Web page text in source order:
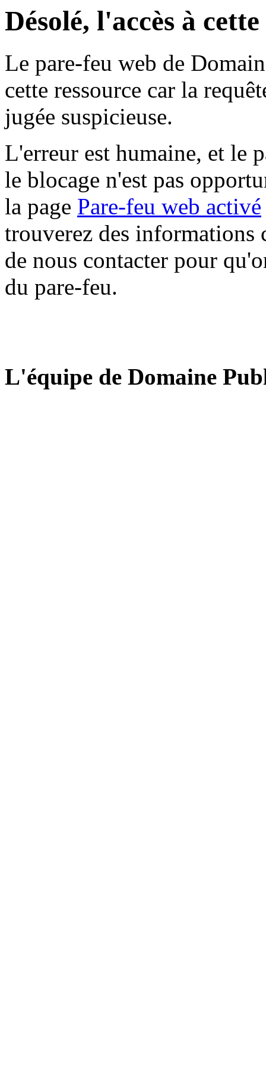
Désolé, l'accès à
Le pare-feu web de
cette ressource car la
jugée suspicieuse.
L'erreur est humaine, et le
le blocage n'est pas
la page Pare-feu web activé
trouverez des informations
de nous contacter pour
du pare-feu.
L'équipe de Domaine